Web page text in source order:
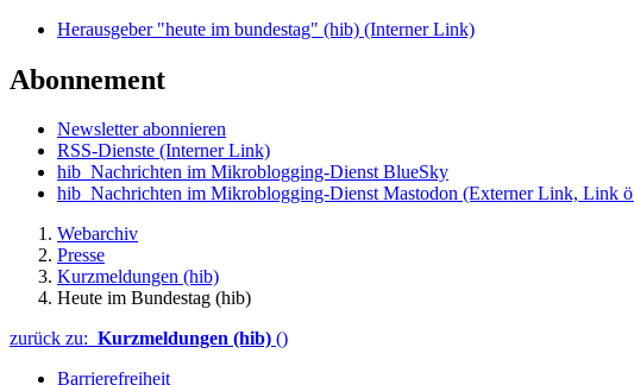
Herausgeber "heute im bundestag" (hib) (Interner Link)
Abonnement
Newsletter abonnieren
RSS-Dienste (Interner Link)
hib_Nachrichten im Mikroblogging-Dienst BlueSky
hib_Nachrichten im Mikroblogging-Dienst Mastodon (Externer Link, Link
Webarchiv
Presse
Kurzmeldungen (hib)
Heute im Bundestag (hib)
zurück zu: Kurzmeldungen (hib) ()
Barrierefreiheit